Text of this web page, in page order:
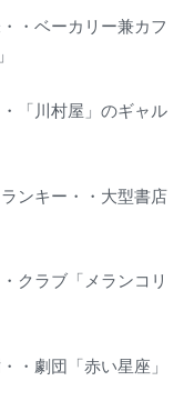
・ベーカリー兼カフ
「川村屋」のギャル
ンキー・・大型書店
クラブ「メランコリ
・劇団「赤い星座」